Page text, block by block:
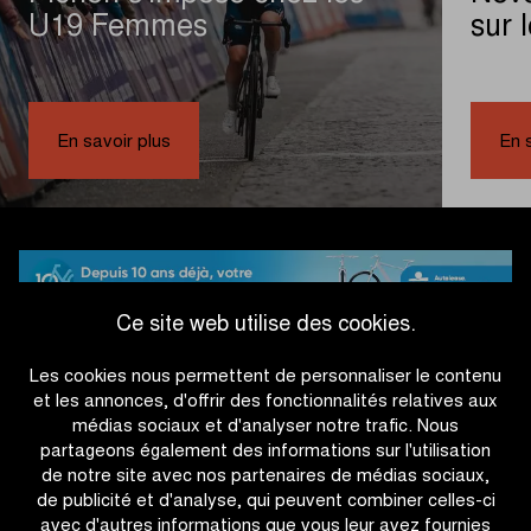
Ce site web utilise des cookies.
Les cookies nous permettent de personnaliser le contenu
et les annonces, d'offrir des fonctionnalités relatives aux
médias sociaux et d'analyser notre trafic. Nous
partageons également des informations sur l'utilisation
de notre site avec nos partenaires de médias sociaux,
de publicité et d'analyse, qui peuvent combiner celles-ci
avec d'autres informations que vous leur avez fournies
U19 Femmes
En savoir plus
Pichon
s’impose
chez
Femmes
sur
En
#IFF26